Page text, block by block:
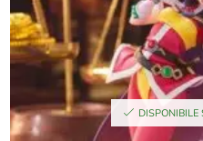
DISPONIBILE